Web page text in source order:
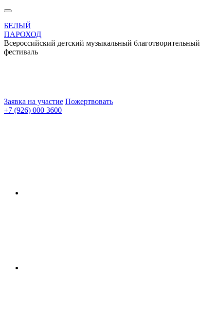
БЕЛЫЙ
ПАРОХОД
Всероссийский детский музыкальный благотворительный
фестиваль
Заявка на участие Пожертвовать
+7 (926) 000 3600